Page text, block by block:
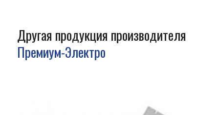
Другая продукция производителя
Премиум-Электро